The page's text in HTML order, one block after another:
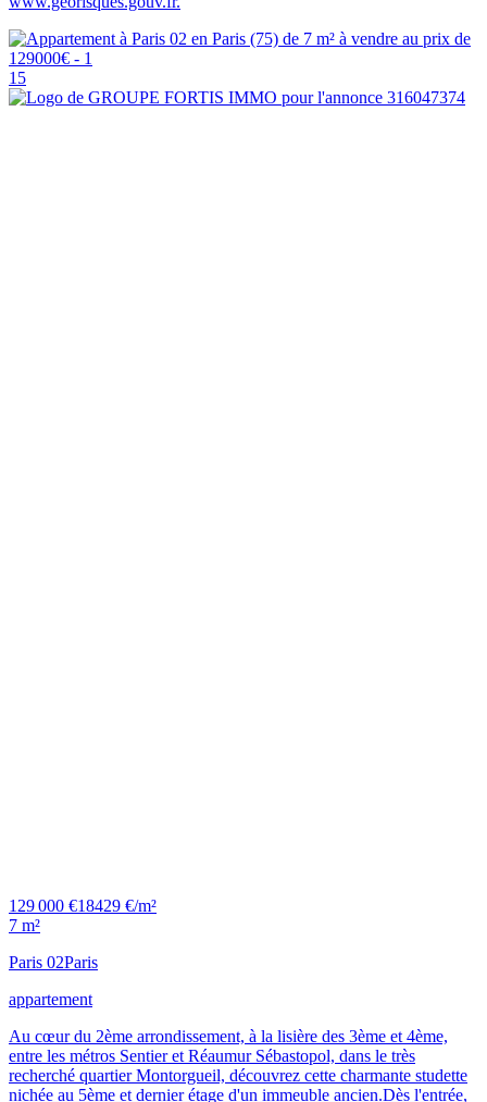
15
129 000 €18429 €/m²
7 m²
Paris 02Paris
appartement
Au cœur du 2ème arrondissement, à la lisière des 3ème et 4ème,
entre les métros Sentier et Réaumur Sébastopol, dans le très
recherché quartier Montorgueil, découvrez cette charmante studette
nichée au 5ème et dernier étage d'un immeuble ancien.Dès l'entrée,